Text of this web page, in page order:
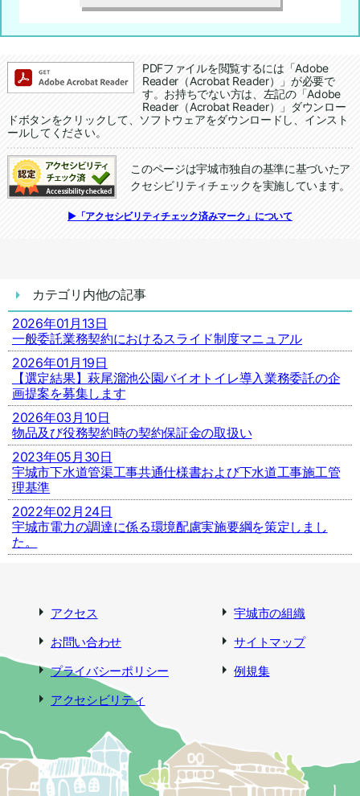
追加情報：PDFファイルPDFファイルを閲覧するには「Adobe
Reader（Acrobat Reader）」が必要で
す。お持ちでない方は、左記の「Adobe
Reader（Acrobat Reader）」ダウンロー
ドボタンをクリックして、ソフトウェアをダウンロードし、インスト
ールしてください。
追加情報：アクセシビリティチェック
このページは宇城市独自の基準に基づいたア
クセシビリティチェックを実施しています。
▶「アクセシビリティチェック済みマーク」について
カテゴリ内他の記事
2026年01月13日
一般委託業務契約におけるスライド制度マニュアル
2026年01月19日
【選定結果】萩尾溜池公園バイオトイレ導入業務委託の企
画提案を募集します
2026年03月10日
物品及び役務契約時の契約保証金の取扱い
2023年05月30日
宇城市下水道管渠工事共通仕様書および下水道工事施工管
理基準
2022年02月24日
宇城市電力の調達に係る環境配慮実施要綱を策定しまし
た。
アクセス
宇城市の組織
お問い合わせ
サイトマップ
プライバシーポリシー
例規集
アクセシビリティ